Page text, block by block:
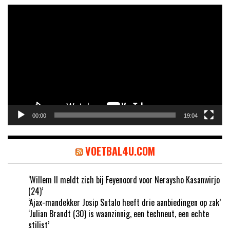
00:00 19:04
VOETBAL4U.COM
‘Willem II meldt zich bij Feyenoord voor Neraysho Kasanwirjo
(24)’
‘Ajax-mandekker Josip Sutalo heeft drie aanbiedingen op zak’
‘Julian Brandt (30) is waanzinnig, een techneut, een echte
stilist’